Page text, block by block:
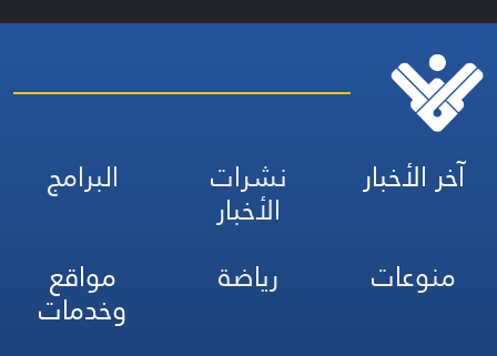
آخر الأخبار نشرات
الأخبار
البرامج
منوعات
رياضة مواقع
وخدمات